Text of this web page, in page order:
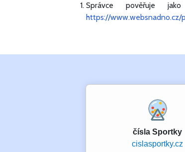
Správce pověřuje
https://www.websnadno.cz/
čísla Sportky
cislasportky.cz